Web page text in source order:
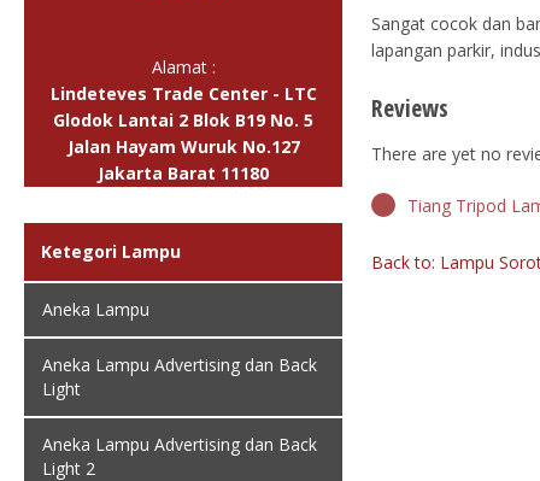
Alamat :
Lindeteves Trade Center - LTC
Glodok Lantai 2 Blok B19 No. 5
Jalan Hayam Wuruk No.127
Jakarta Barat 11180
Ketegori Lampu
Aneka Lampu
Aneka Lampu Advertising dan Back
Light
Aneka Lampu Advertising dan Back
Light 2
Sangat cocok dan
lapangan parkir,
Reviews
There are yet no
Tiang Tripod
Back to: Lampu